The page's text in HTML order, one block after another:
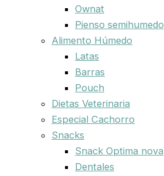
Ownat
Pienso semihumedo
Alimento Húmedo
Latas
Barras
Pouch
Dietas Veterinaria
Especial Cachorro
Snacks
Snack Optima nova
Dentales